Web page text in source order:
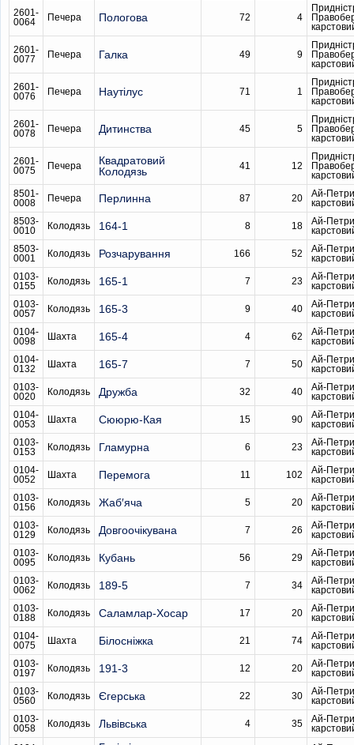
2601-
0064
Печера Пологова 72 4
2601-
0077
Печера Галка 49 9
2601-
0076
Печера Наутілус 71 1
2601-
0078
Печера Дитинства 45 5
2601-
0075
Печера
Квадратовий
Колодязь
41 12
8501-
0008
Печера Перлинна 87 20
Ай-
8503-
0010
Колодязь 164-1 8 18
Ай-
8503-
0001
Колодязь Розчарування 166 52
Ай-
0103-
0155
Колодязь 165-1 7 23
Ай-
0103-
0057
Колодязь 165-3 9 40
Ай-
0104-
0098
Шахта 165-4 4 62
Ай-
0104-
0132
Шахта 165-7 7 50
Ай-
0103-
0020
Колодязь Дружба 32 40
Ай-
0104-
0053
Шахта Сююрю-Кая 15 90
Ай-
0103-
0153
Колодязь Гламурна 6 23
Ай-
0104-
0052
Шахта Перемога 11 102
Ай-
0103-
0156
Колодязь Жаб′яча 5 20
Ай-
0103-
0129
Колодязь Довгоочікувана 7 26
Ай-
0103-
0095
Колодязь Кубань 56 29
Ай-
0103-
0062
Колодязь 189-5 7 34
Ай-
0103-
0188
Колодязь Саламлар-Хосар 17 20
Ай-
0104-
0075
Шахта Білосніжка 21 74
Ай-
0103-
0197
Колодязь 191-3 12 20
Ай-
0103-
0560
Колодязь Єгерська 22 30
Ай-
0103-
0058
Колодязь Львівська 4 35
Ай-